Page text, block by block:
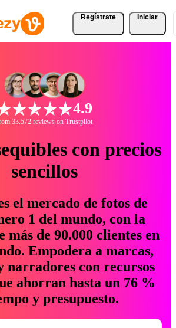
Regístrate Iniciar
4.9
33.572 reviews on Trustpilot
con precios
sencillos
el mercado de fotos de
1 del mundo, con la
más de 90.000 clientes en
Empodera a marcas,
narradores con recursos
ahorran hasta un 76 %
y presupuesto.